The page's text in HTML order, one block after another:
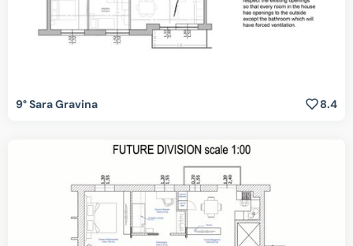
9° Sara Gravina 8.4